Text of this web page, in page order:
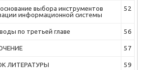
выбора инструментов
информационной системы
52
по третьей главе 56
57
ЛИТЕРАТУРЫ 59